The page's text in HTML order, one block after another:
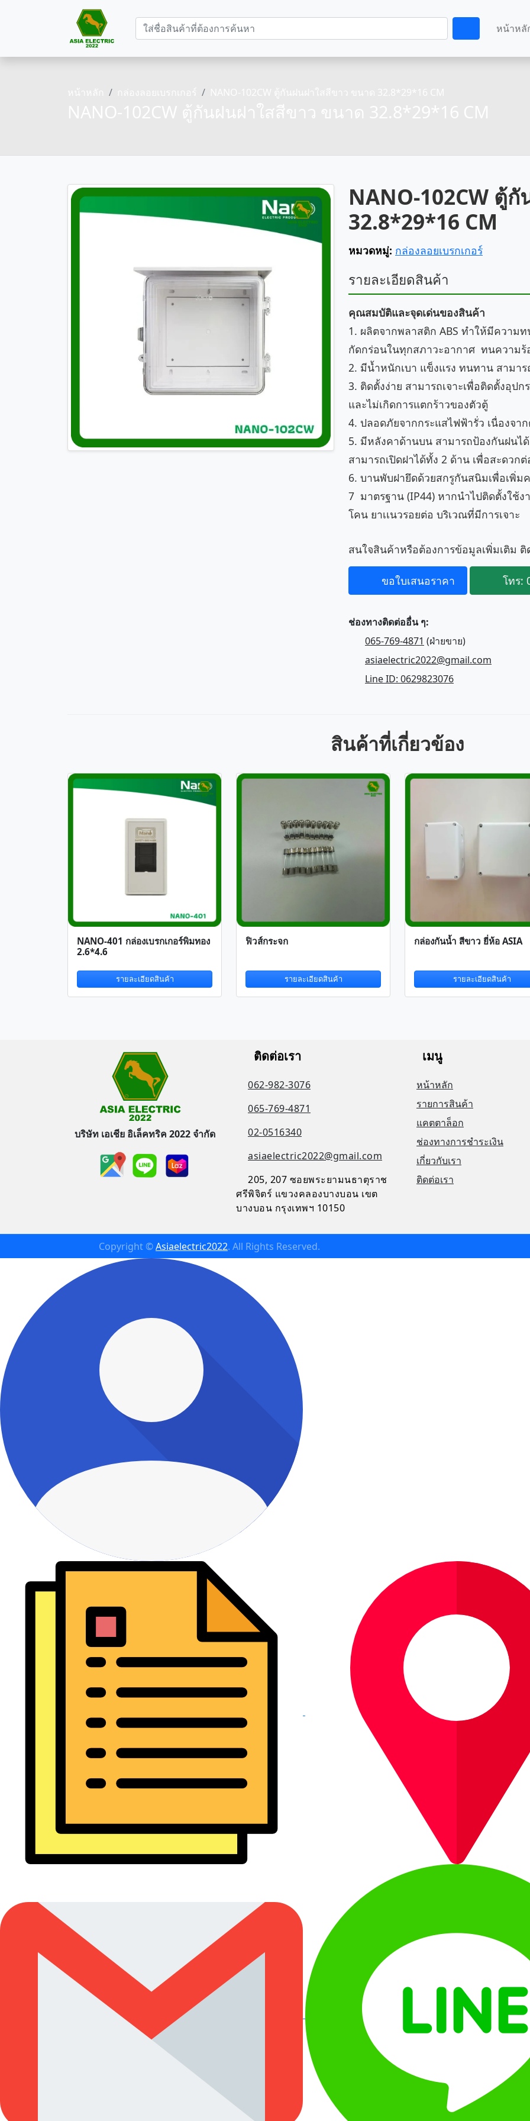
หน้าหลั
NANO-102CW ตู้
32.8*29*16 CM
หมวดหมู่: กล่องลอยเบรกเกอร์
รายละเอียดสินค้า
คุณสมบัติและจุดเด่นของสินค้า
1. ผลิตจากพลาสติก ABS ทำให้มีควา
กัดกร่อนในทุกสภาวะอากาศ ทนความ
2. มีน้ำหนักเบา แข็งแรง ทนทาน สามา
3. ติดตั้งง่าย สามารถเจาะเพื่อติดตั้งอุป
และไม่เกิดการแตกร้าวของตัวตู้
4. ปลอดภัยจากกระแสไฟฟ้ารั่ว เนื่องจ
5. มีหลังคาด้านบน สามารถป้องกันฝนไ
สามารถเปิดฝาได้ทั้ง 2 ด้าน เพื่อสะดวก
6. บานพับฝายึดด้วยสกรูกันสนิมเพื่อเพิ่ม
7 มาตรฐาน (IP44) หากนำไปติดตั้งใช้ง
โคน ยาเเนวรอยต่อ บริเวณที่มีการเจาะ
สนใจสินค้าหรือต้องการข้อมูลเพิ่มเติม ติ
ขอใบเสนอราคา โทร:
ช่องทางติดต่ออื่น ๆ:
065-769-4871 (ฝ่ายขาย)
asiaelectric2022@gmail.com
Line ID: 0629823076
สินค้าที่เกี่ยวข้อง
NANO-401 กล่องเบรกเกอร์พิมทอง
2.6*4.6
รายละเอียดสินค้า
ฟิวส์กระจก
รายละเอียดสินค้า
กล่องกันน้ำ สีขาว ยี่ห้อ ASIA
รายละเอียดสินค้า
บริษัท เอเชีย อิเล็คทริค 2022 จำกัด
ติดต่อเรา
062-982-3076
065-769-4871
02-0516340
asiaelectric2022@gmail.com
205, 207 ซอยพระยามนธาตุราช
ศรีพิจิตร์ แขวงคลองบางบอน เขต
บางบอน กรุงเทพฯ 10150
เมนู
หน้าหลัก
รายการสินค้า
แคตตาล็อก
ช่องทางการชำระเงิน
เกี่ยวกับเรา
ติดต่อเรา
Copyright ©Asiaelectric2022. All Rights Reserved.